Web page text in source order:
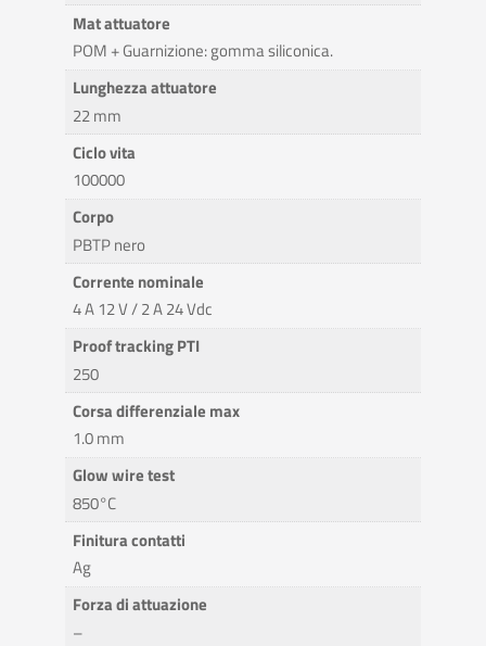
Mat attuatore
POM + Guarnizione: gomma siliconica.
Lunghezza attuatore
22 mm
Ciclo vita
100000
Corpo
PBTP nero
Corrente nominale
4 A 12 V / 2 A 24 Vdc
Proof tracking PTI
250
Corsa differenziale max
1.0 mm
Glow wire test
850°C
Finitura contatti
Ag
Forza di attuazione
–